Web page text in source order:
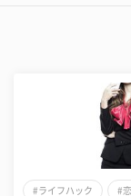
#ライフハック #